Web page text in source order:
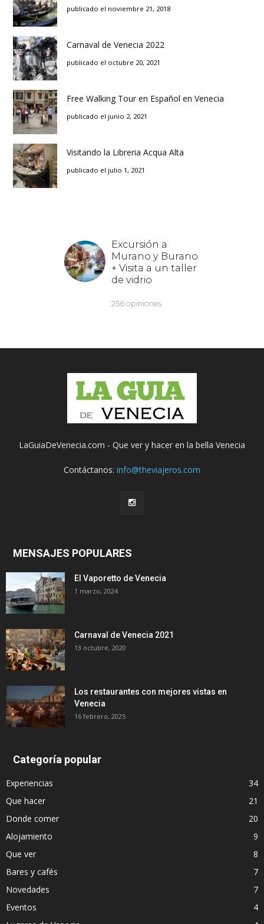
publicado el noviembre 21, 2018
Carnaval de Venecia 2022
publicado el octubre 20, 2021
Free Walking Tour en Español en Venecia
publicado el junio 2, 2021
Visitando la Libreria Acqua Alta
publicado el julio 1, 2021
LaGuiaDeVenecia.com - Que ver y hacer en la bella Venecia
Contáctanos: info@theviajeros.com
MENSAJES POPULARES
El Vaporetto de Venecia
1 marzo, 2024
Carnaval de Venecia 2021
13 octubre, 2020
Los restaurantes con mejores vistas en
Venecia
16 febrero, 2025
Categoría popular
Experiencias
34
Que hacer
21
Donde comer
20
Alojamiento
9
Que ver
8
Bares y cafés
7
Novedades
7
Eventos
4